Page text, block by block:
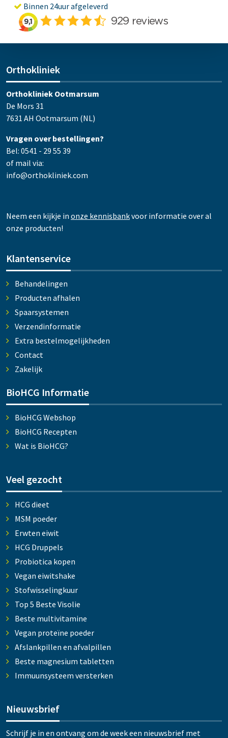
Binnen 24uur afgeleverd
Orthokliniek
Orthokliniek Ootmarsum
De Mors 31
7631 AH Ootmarsum (NL)
Vragen over bestellingen?
Bel: 0541 - 29 55 39
of mail via:
info@orthokliniek.com
Neem een kijkje in onze kennisbankvoor informatie over al
onze producten!
Klantenservice
Behandelingen
Producten afhalen
Spaarsystemen
Verzendinformatie
Extra bestelmogelijkheden
Contact
Zakelijk
BioHCG Informatie
BioHCG Webshop
BioHCG Recepten
Wat is BioHCG?
Veel gezocht
HCG dieet
MSM poeder
Erwten eiwit
HCG Druppels
Probiotica kopen
Vegan eiwitshake
Stofwisselingkuur
Top 5 Beste Visolie
Beste multivitamine
Vegan proteïne poeder
Afslankpillen en afvalpillen
Beste magnesium tabletten
Immuunsysteem versterken
Nieuwsbrief
Schrijf je in en ontvang om de week een nieuwsbrief met